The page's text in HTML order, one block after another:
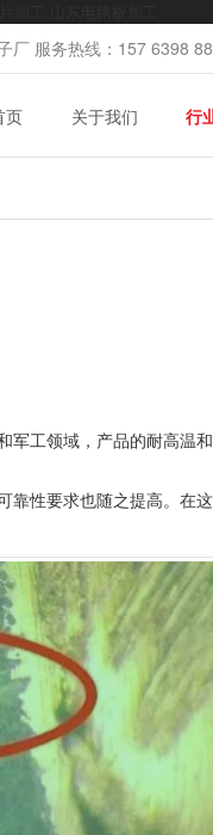
厂 服务热线：157 6398
页 关于我们 行
工领域，产品的耐高温和
性要求也随之提高。 在